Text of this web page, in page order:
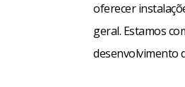
oferecer
geral. Estamos
desenvolvimento